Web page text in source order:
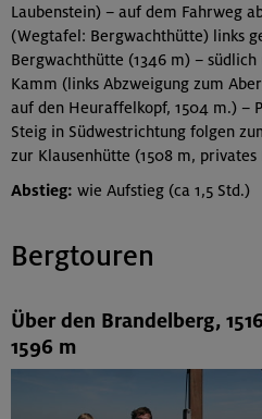
Laubenstein) – auf dem Fahrweg
(Wegtafel: Bergwachthütte) links
Bergwachthütte (1346 m) –
Kamm (links Abzweigung zum
auf den Heuraffelkopf, 1504 m.) –
Steig in Südwestrichtung folgen
zur Klausenhütte (1508 m, privates
Abstieg: wie Aufstieg (ca 1,5 Std.)
Bergtouren
Über den Brandelberg,
1596 m